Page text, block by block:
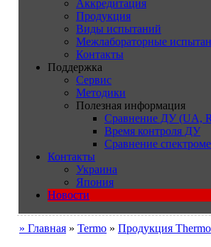
Аккредитация
Продукция
Виды испытаний
Межлабораторные
Контакты
Поддержка
Сервис
Методики
Полезная информация
Сравнение ДУ (UA,
Время контроля ДУ
Сравнение
Контакты
Украина
Япония
Новости
» Главная » Termo » Продукция Thermo